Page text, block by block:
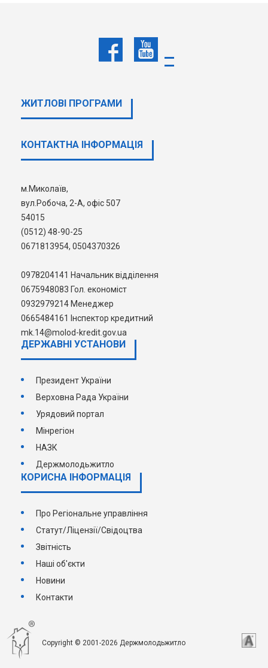
Житло, на придбання якого
можуть бути спрямовані кредитні кошти, НЕ
проведення воєнних (бойових) дій або які
воєнного стану тимчасово окупованою рішенням
Ради національної безпеки і оборони України,
дії або тимчасово окупованих російською
федерацією.
Консультацію можна отримати за номером
0665484161 Тетяна або звернувшись на електронну
адресу: mk.14@molod-kredit.gov.ua
ЖИТЛОВІ ПРОГРАМИ
КОНТАКТНА ІНФОРМАЦІЯ
м.Миколаїв,
вул.Робоча, 2-А, офіс 507
54015
(0512) 48-90-25
0671813954, 0504370326
0978204141 Начальник відділення
0675948083 Гол. економіст
0932979214 Менеджер
0665484161 Інспектор кредитний
mk.14@molod-kredit.gov.ua
ДЕРЖАВНI УСТАНОВИ
Президент України
Верховна Рада України
Урядовий портал
Мінрегіон
НАЗК
Держмолодьжитло
КОРИСНА ІНФОРМАЦІЯ
Про Регіональне управління
Статут/Ліцензії/Свідоцтва
Звітність
Наші об'єкти
Новини
Контакти
Copyright © 2001-2026 Держмолодьжитло